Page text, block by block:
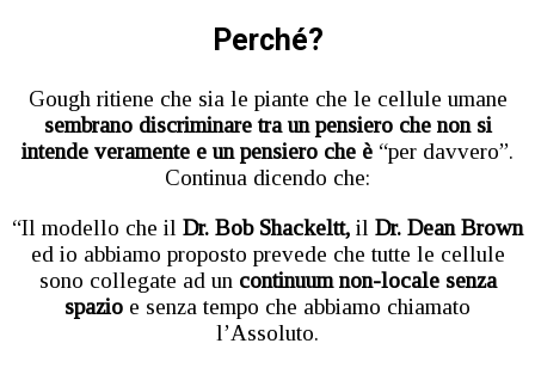
Perché?
Gough ritiene che sia le piante che le cellule umane
sembrano discriminare tra un pensiero che non si
intende veramente e un pensiero che è “per davvero”.
Continua dicendo che:
“Il modello che il Dr. Bob Shackeltt, il Dr. Dean Brown
ed io abbiamo proposto prevede che tutte le cellule
sono collegate ad un continuum non-locale senza
spazio e senza tempo che abbiamo chiamato
l’Assoluto.